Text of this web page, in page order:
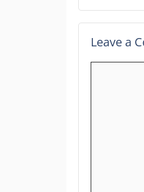
Leave a